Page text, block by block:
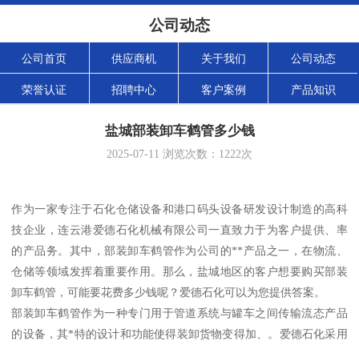
公司动态
公司首页 供应商机 关于我们 公司动态
荣誉认证 招聘中心 客户案例 产品知识
盐城部装卸车鹤管多少钱
2025-07-11 浏览次数： 1222次
作为一家专注于石化仓储设备和港口码头设备研发设计制造的高科
技企业，连云港爱德石化机械有限公司一直致力于为客户提供、率
的产品务。其中，部装卸车鹤管作为公司的**产品之一，在物流、
仓储等领域发挥着重要作用。那么，盐城地区的客户想要购买部装
卸车鹤管，可能要花费多少钱呢？爱德石化可以为您提供答案。
部装卸车鹤管作为一种专门用于管道系统与罐车之间传输流态产品
的设备，其*特的设计和功能使得装卸货物变得加、。爱德石化采用